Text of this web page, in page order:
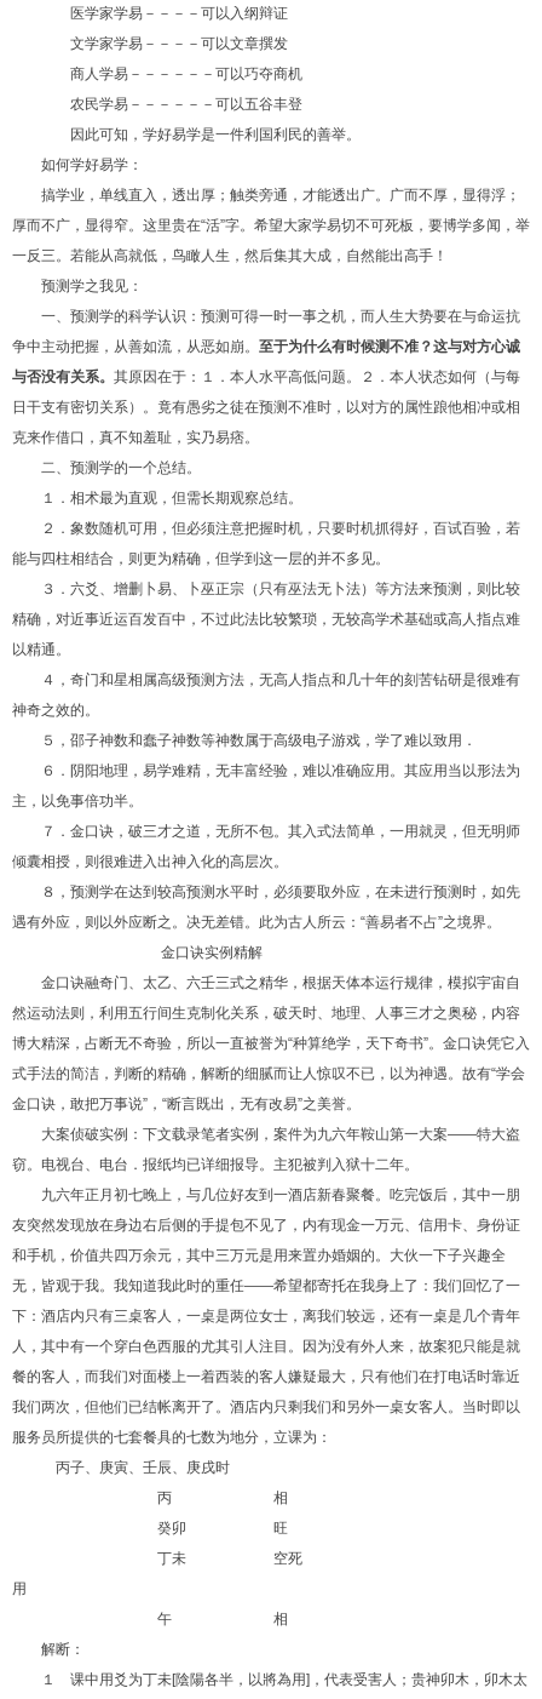
医学家学易－－－－可以入纲辩证
文学家学易－－－－可以文章撰发
商人学易－－－－－－可以巧夺商机
农民学易－－－－－－可以五谷丰登
因此可知，学好易学是一件利国利民的善举。
如何学好易学：
搞学业，单线直入，透出厚；触类旁通，才能透出广。广而不厚，显得浮；
厚而不广，显得窄。这里贵在“活”字。希望大家学易切不可死板，要博学多闻，举
一反三。若能从高就低，鸟瞰人生，然后集其大成，自然能出高手！
预测学之我见：
一、预测学的科学认识：预测可得一时一事之机，而人生大势要在与命运抗
争中主动把握，从善如流，从恶如崩。 至于为什么有时候测不准？这与对方心诚
与否没有关系。 其原因在于：１．本人水平高低问题。２．本人状态如何（与每
日干支有密切关系）。竟有愚劣之徒在预测不准时，以对方的属性踉他相冲或相
克来作借口，真不知羞耻，实乃易痞。
二、预测学的一个总结。
１．相术最为直观，但需长期观察总结。
２．象数随机可用，但必须注意把握时机，只要时机抓得好，百试百验，若
能与四柱相结合，则更为精确，但学到这一层的并不多见。
３．六爻、增删卜易、卜巫正宗（只有巫法无卜法）等方法来预测，则比较
精确，对近事近运百发百中，不过此法比较繁琐，无较高学术基础或高人指点难
以精通。
４，奇门和星相属高级预测方法，无高人指点和几十年的刻苦钻研是很难有
神奇之效的。
５，邵子神数和蠢子神数等神数属于高级电子游戏，学了难以致用．
６．阴阳地理，易学难精，无丰富经验，难以准确应用。其应用当以形法为
主，以免事倍功半。
７．金口诀，破三才之道，无所不包。其入式法简单，一用就灵，但无明师
倾囊相授，则很难进入出神入化的高层次。
８，预测学在达到较高预测水平时，必须要取外应，在未进行预测时，如先
遇有外应，则以外应断之。决无差错。此为古人所云：“善易者不占”之境界。
金口诀实例精解
金口诀融奇门、太乙、六壬三式之精华，根据天体本运行规律，模拟宇宙自
然运动法则，利用五行间生克制化关系，破天时、地理、人事三才之奥秘，内容
博大精深，占断无不奇验，所以一直被誉为“种算绝学，天下奇书”。金口诀凭它入
式手法的简洁，判断的精确，解断的细腻而让人惊叹不已，以为神遇。故有“学会
金口诀，敢把万事说”，“断言既出，无有改易”之美誉。
大案侦破实例：下文载录笔者实例，案件为九六年鞍山第一大案——特大盗
窃。电视台、电台．报纸均已详细报导。主犯被判入狱十二年。
九六年正月初七晚上，与几位好友到一酒店新春聚餐。吃完饭后，其中一朋
友突然发现放在身边右后侧的手提包不见了，内有现金一万元、信用卡、身份证
和手机，价值共四万余元，其中三万元是用来置办婚姻的。大伙一下子兴趣全
无，皆观于我。我知道我此时的重任——希望都寄托在我身上了：我们回忆了一
下：酒店内只有三桌客人，一桌是两位女士，离我们较远，还有一桌是几个青年
人，其中有一个穿白色西服的尤其引人注目。因为没有外人来，故案犯只能是就
餐的客人，而我们对面楼上一着西装的客人嫌疑最大，只有他们在打电话时靠近
我们两次，但他们已结帐离开了。酒店内只剩我们和另外一桌女客人。当时即以
服务员所提供的七套餐具的七数为地分，立课为：
丙子、庚寅、壬辰、庚戌时
丙 相
癸卯 旺
丁未 空死
用
午 相
解断：
１ 课中用爻为丁未[陰陽各半，以將為用] ，代表受害人；贵神卯木，卯木太